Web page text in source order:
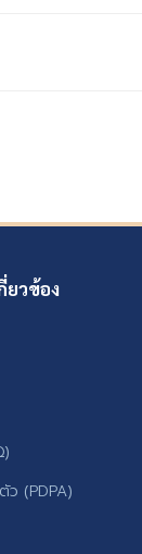
ยวข้อง
ว (PDPA)